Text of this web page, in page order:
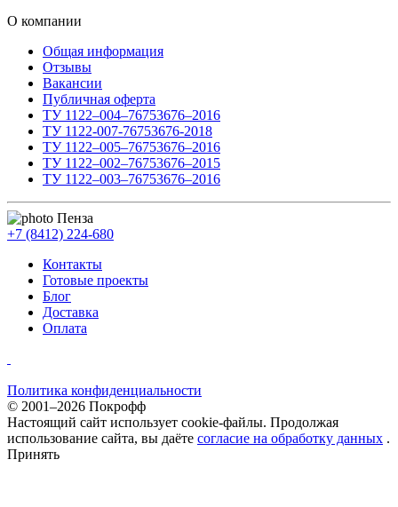
О компании
Общая информация
Отзывы
Вакансии
Публичная оферта
ТУ 1122–004–76753676–2016
ТУ 1122-007-76753676-2018
ТУ 1122–005–76753676–2016
ТУ 1122–002–76753676–2015
ТУ 1122–003–76753676–2016
Пенза
+7 (8412) 224-680
Контакты
Готовые проекты
Блог
Доставка
Оплата
Политика конфиденциальности
© 2001–2026 Покрофф
Настоящий сайт использует cookie-файлы. Продолжая
использование сайта, вы даёте согласие на обработку данных .
Принять